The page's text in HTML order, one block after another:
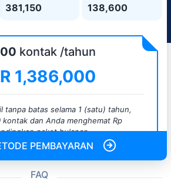
381,150
138,600
kontak /tahun
1,386,000
tanpa batas selama 1 (satu) tahun,
kontak dan Anda menghemat Rp
paket bulanan.
PEMBAYARAN
FAQ